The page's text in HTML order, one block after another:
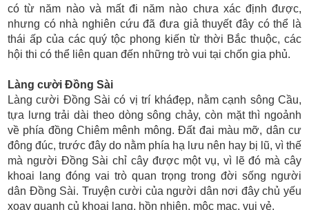
có từ năm nào và mất đi năm nào chưa xác định được,
nhưng có nhà nghiên cứu đã đưa giả thuyết đây có thể là
thái ấp của các quý tộc phong kiến từ thời Bắc thuộc, các
hội thi có thể liên quan đến những trò vui tại chốn gia phủ.
Làng cười Đồng Sài
Làng cười Đồng Sài có vị trí kháđẹp, nằm cạnh sông Cầu,
tựa lưng trải dài theo dòng sông chảy, còn mặt thì ngoảnh
về phía đồng Chiêm mênh mông. Đất đai màu mỡ, dân cư
đông đúc, trước đây do nằm phía hạ lưu nên hay bị lũ, vì thế
mà người Đồng Sài chỉ cây được một vụ, vì lẽ đó mà cây
khoai lang đóng vai trò quan trọng trong đời sống người
dân Đồng Sài. Truyện cười của người dân nơi đây chủ yếu
xoay quanh củ khoai lang, hồn nhiên, mộc mạc, vui vẻ.